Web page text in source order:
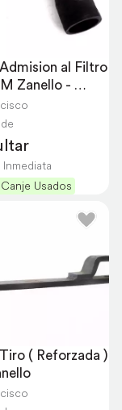
al Filtro
Zanello -
Usados
( Reforzada )